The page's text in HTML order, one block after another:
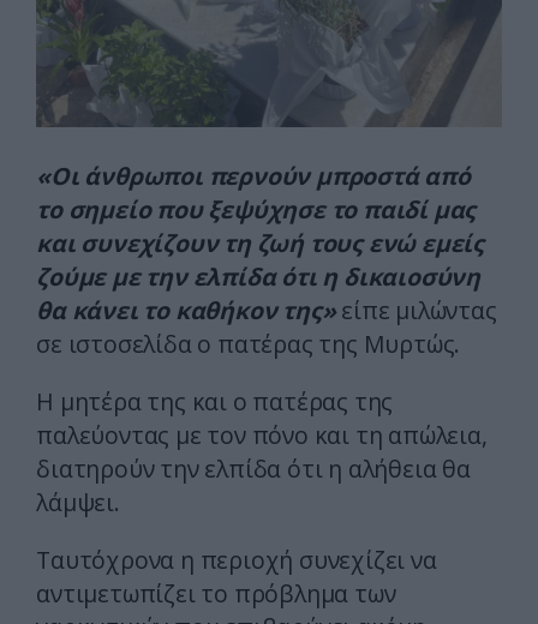
«Οι άνθρωποι περνούν μπροστά από
το σημείο που ξεψύχησε το παιδί μας
και συνεχίζουν τη ζωή τους ενώ εμείς
ζούμε με την ελπίδα ότι η δικαιοσύνη
θα κάνει το καθήκον της» είπε μιλώντας
σε ιστοσελίδα ο πατέρας της Μυρτώς.
Η μητέρα της και ο πατέρας της
παλεύοντας με τον πόνο και τη απώλεια,
διατηρούν την ελπίδα ότι η αλήθεια θα
λάμψει.
Ταυτόχρονα η περιοχή συνεχίζει να
αντιμετωπίζει το πρόβλημα των